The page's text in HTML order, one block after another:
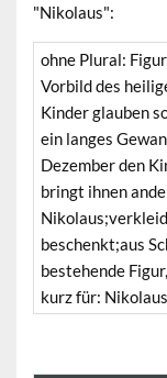
"Nikolaus":
ohne Plural:
Vorbild des
Kinder glauben
ein langes
Dezember den
bringt ihnen
beschenkt;aus
bestehende
kurz für: